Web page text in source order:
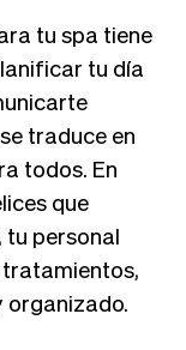
tu spa tiene
tu día
traduce en
todos. En
que
tu personal
organizado.